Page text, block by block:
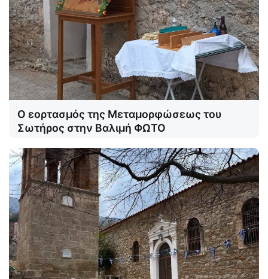
Ο εορτασμός της Μεταμορφώσεως του
Σωτήρος στην Βαλιμή ΦΩΤΟ